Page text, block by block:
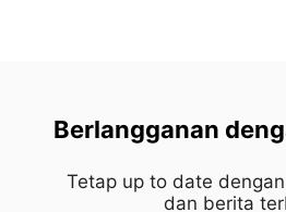
Berlangganan
Tetap up to date
dan berita